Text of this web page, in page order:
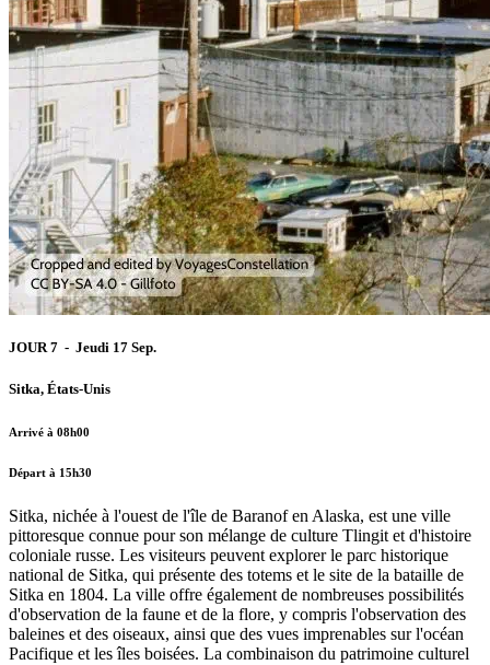
JOUR 7 - Jeudi 17 Sep.
Sitka, États-Unis
Arrivé à 08h00
Départ à 15h30
Sitka, nichée à l'ouest de l'île de Baranof en Alaska, est une ville
pittoresque connue pour son mélange de culture Tlingit et d'histoire
coloniale russe. Les visiteurs peuvent explorer le parc historique
national de Sitka, qui présente des totems et le site de la bataille de
Sitka en 1804. La ville offre également de nombreuses possibilités
d'observation de la faune et de la flore, y compris l'observation des
baleines et des oiseaux, ainsi que des vues imprenables sur l'océan
Pacifique et les îles boisées. La combinaison du patrimoine culturel